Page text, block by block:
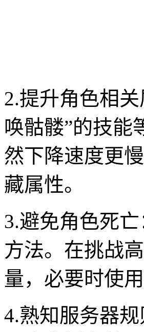
2.提升角色相
唤骷髅”的技能
然下降速度更
藏属性。
3.避免角色死
方法。在挑战
量，必要时使
4.熟知服务器